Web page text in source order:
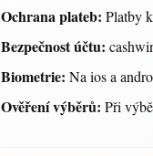
Ochrana plateb: Platby
Bezpečnost účtu:
Biometrie: Na ios a
Ověření výběrů: Při